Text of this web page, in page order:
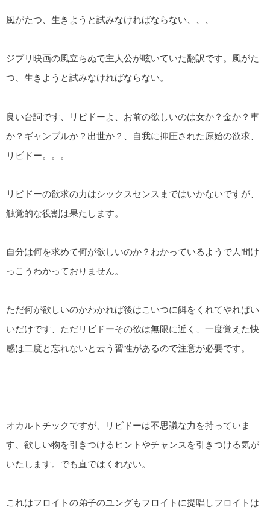
風がたつ、生きようと試みなければならない、、、
ジブリ映画の風立ちぬで主人公が呟いていた翻訳です。風がた
つ、生きようと試みなければならない。
良い台詞です、リビドーよ、お前の欲しいのは女か？金か？車
か？ギャンブルか？出世か？、自我に抑圧された原始の欲求、
リビドー。。。
リビドーの欲求の力はシックスセンスまではいかないですが、
触覚的な役割は果たします。
自分は何を求めて何が欲しいのか？わかっているようで人間け
っこうわかっておりません。
ただ何が欲しいのかわかれば後はこいつに餌をくれてやればい
いだけです、ただリビドーその欲は無限に近く、一度覚えた快
感は二度と忘れないと云う習性があるので注意が必要です。
オカルトチックですが、リビドーは不思議な力を持っていま
す、欲しい物を引きつけるヒントやチャンスを引きつける気が
いたします。でも直ではくれない。
これはフロイトの弟子のユングもフロイトに提唱しフロイトは